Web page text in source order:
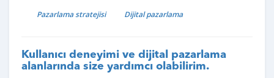
Pazarlama stratejisi
Dijital pazarlama
Kullanıcı deneyimi ve dijital pazarlama
alanlarında size yardımcı olabilirim.